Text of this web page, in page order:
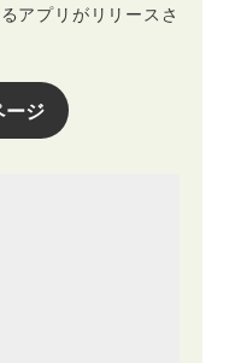
アプリがリリースさ
ジ